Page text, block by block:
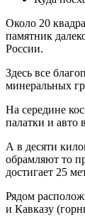
Около 20
памятник
России.
Здесь все
минеральных
На середине
палатки и авто
А в десяти
обрамляют то
достигает 25
Рядом
и Кавказу